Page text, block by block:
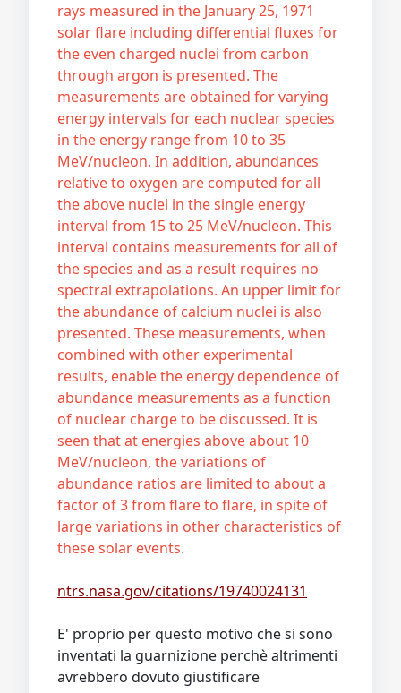
rays measured in the January 25, 1971
solar flare including differential fluxes for
the even charged nuclei from carbon
through argon is presented. The
measurements are obtained for varying
energy intervals for each nuclear species
in the energy range from 10 to 35
MeV/nucleon. In addition, abundances
relative to oxygen are computed for all
the above nuclei in the single energy
interval from 15 to 25 MeV/nucleon. This
interval contains measurements for all of
the species and as a result requires no
spectral extrapolations. An upper limit for
the abundance of calcium nuclei is also
presented. These measurements, when
combined with other experimental
results, enable the energy dependence of
abundance measurements as a function
of nuclear charge to be discussed. It is
seen that at energies above about 10
MeV/nucleon, the variations of
abundance ratios are limited to about a
factor of 3 from flare to flare, in spite of
large variations in other characteristics of
these solar events.
ntrs.nasa.gov/citations/19740024131
E' proprio per questo motivo che si sono
inventati la guarnizione perchè altrimenti
avrebbero dovuto giustificare